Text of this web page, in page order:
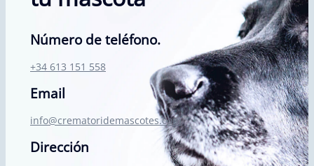
Número de teléfono.
+34 613 151 558
Email
info@crematoridemascotes.com
Dirección